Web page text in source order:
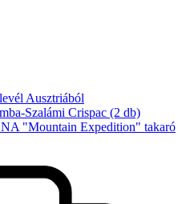
Ausztriából
Szalámi Crispac (2 db)
"Mountain Expedition" takaró